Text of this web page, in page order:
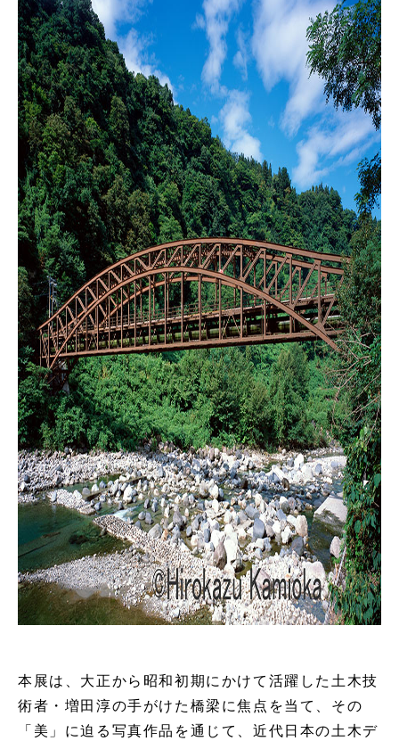
本展は、大正から昭和初期にかけて活躍した土木技
術者・増田淳の手がけた橋梁に焦点を当て、その
「美」に迫る写真作品を通じて、近代日本の土木デ